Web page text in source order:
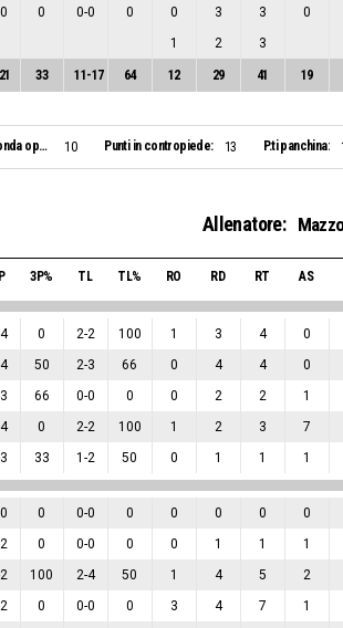
0 0 0-0 0 0 3 3 0
1 2 3
21 33 11 -17 64 12 29 41 19
Punti da seconda opportunità: 10 Punti in contropiede: 13 P.ti panchina:
Allenatore:
3P% TL TL% RO RD RT AS
4 0 2-2 100 1 3 4 0
4 50 2-3 66 0 4 4 0
3 66 0-0 0 0 2 2 1
4 0 2-2 100 1 2 3 7
3 33 1 -2 50 0 1 1 1
0 0 0-0 0 0 0 0 0
2 0 0-0 0 0 1 1 1
2 100 2-4 50 1 4 5 2
2 0 0-0 0 3 4 7 1